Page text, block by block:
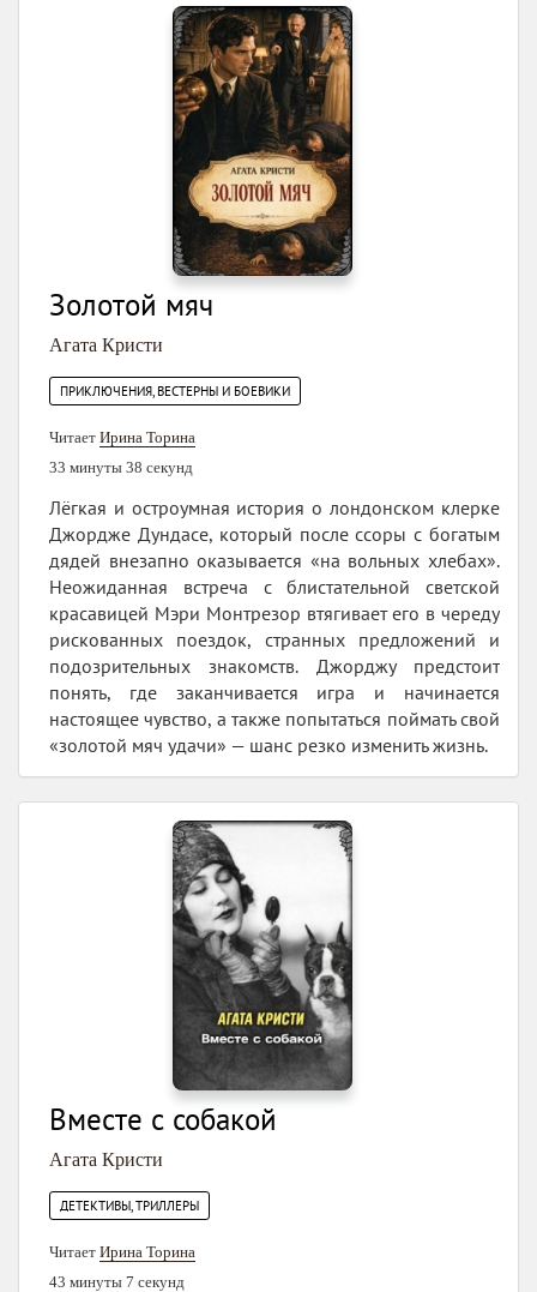
Золотой мяч
Агата Кристи
ПРИКЛЮЧЕНИЯ, ВЕСТЕРНЫ И БОЕВИКИ
Читает Ирина Торина
33 минуты 38 секунд
Лёгкая и остроумная история о лондонском клерке
Джордже Дундасе, который после ссоры с богатым
дядей внезапно оказывается «на вольных хлебах».
Неожиданная встреча с блистательной светской
красавицей Мэри Монтрезор втягивает его в череду
рискованных поездок, странных предложений и
подозрительных знакомств. Джорджу предстоит
понять, где заканчивается игра и начинается
настоящее чувство, а также попытаться поймать свой
«золотой мяч удачи» — шанс резко изменить жизнь.
Вместе с собакой
Агата Кристи
ДЕТЕКТИВЫ, ТРИЛЛЕРЫ
Читает Ирина Торина
43 минуты 7 секунд